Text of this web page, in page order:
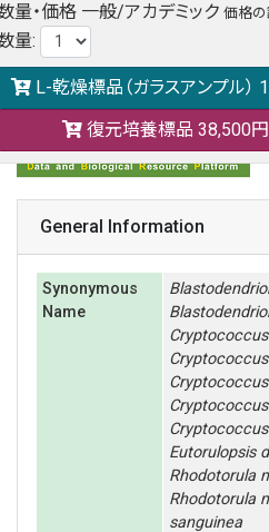
NBRC 114155の情報や関連デー
らご覧ください。
日本語での検索も可能です。
量・価格 一般/アカデミック 価格
量:
L-乾燥標品（ガラスアンプル）
復元培養標品 38,500円
General Information
Synonymous
Name
Cryptococcus
Cryptococcus
Cryptococcus
Cryptococcus
Cryptococcus
Eutorulopsis
Rhodotorula
Rhodotorula
sanguinea